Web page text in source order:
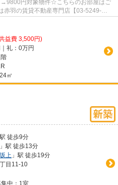
→9800円対象物件☆こちらのお部屋はご
羽の賃貸不動産専門店【03-5249-
！！
益費 3,500円)
礼：0万円
㎡
駅 徒歩9分
」駅 徒歩13分
上 」駅 徒歩19分
目11-10
中： 1室